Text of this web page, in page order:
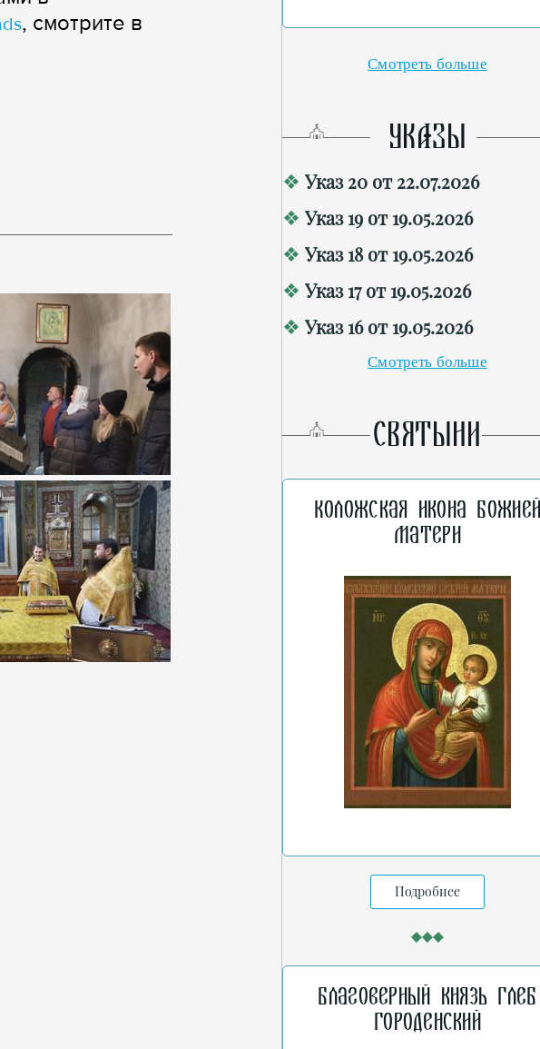
, смотрите в
Смотреть больше
УКАЗЫ
Указ 20 от 22.07.2026
Указ 19 от 19.05.2026
Указ 18 от 19.05.2026
Указ 17 от 19.05.2026
Указ 16 от 19.05.2026
Смотреть больше
СВЯТЫНИ
Коложская икона
Матери
Подробнее
Благоверный князь Глеб
Городенский